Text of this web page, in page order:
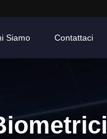
Siamo Contattaci